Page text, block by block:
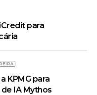
para
KPMG para
IA Mythos